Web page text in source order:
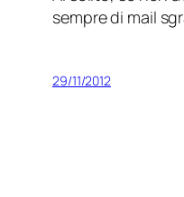
sempre di mail
29/11/2012